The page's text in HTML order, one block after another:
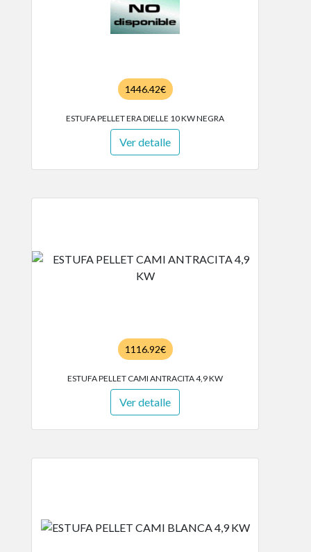
1446.42€
ESTUFA PELLET ERA DIELLE 10 KW NEGRA
Ver detalle
1116.92€
ESTUFA PELLET CAMI ANTRACITA 4,9 KW
Ver detalle